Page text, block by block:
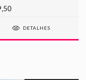
DETALHES